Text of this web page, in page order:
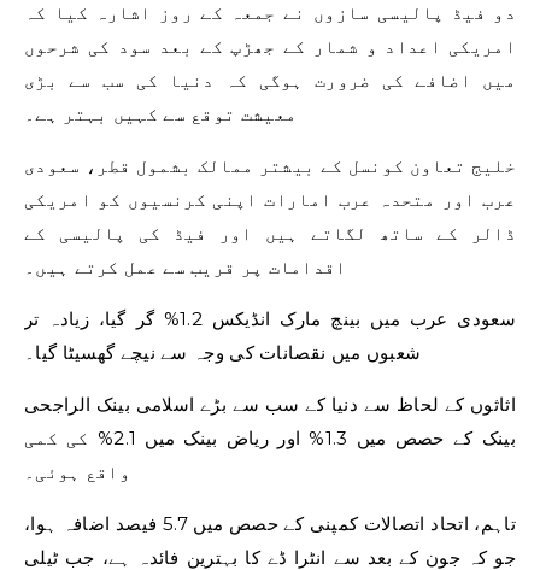
دو فیڈ پالیسی سازوں نے جمعہ کے روز اشارہ کیا کہ
امریکی اعداد و شمار کے جھڑپ کے بعد سود کی شرحوں
میں اضافے کی ضرورت ہوگی کہ دنیا کی سب سے بڑی
معیشت توقع سے کہیں بہتر ہے۔
خلیج تعاون کونسل کے بیشتر ممالک بشمول قطر، سعودی
عرب اور متحدہ عرب امارات اپنی کرنسیوں کو امریکی
ڈالر کے ساتھ لگاتے ہیں اور فیڈ کی پالیسی کے
اقدامات پر قریب سے عمل کرتے ہیں۔
سعودی عرب میں بینچ مارک انڈیکس 1.2% گر گیا، زیادہ تر
شعبوں میں نقصانات کی وجہ سے نیچے گھسیٹا گیا۔
اثاثوں کے لحاظ سے دنیا کے سب سے بڑے اسلامی بینک الراجحی
بینک کے حصص میں 1.3% اور ریاض بینک میں 2.1% کی کمی
واقع ہوئی۔
تاہم، اتحاد اتصالات کمپنی کے حصص میں 5.7 فیصد اضافہ ہوا،
جو کہ جون کے بعد سے انٹرا ڈے کا بہترین فائدہ ہے، جب ٹیلی